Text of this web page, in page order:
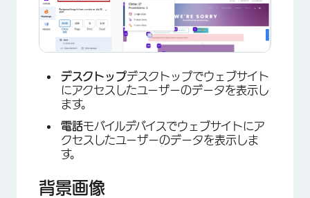
デスクトップデスクトップでウェブサイト
にアクセスしたユーザーのデータを表示し
ます。
電話モバイルデバイスでウェブサイトにア
クセスしたユーザーのデータを表示しま
す。
背景画像